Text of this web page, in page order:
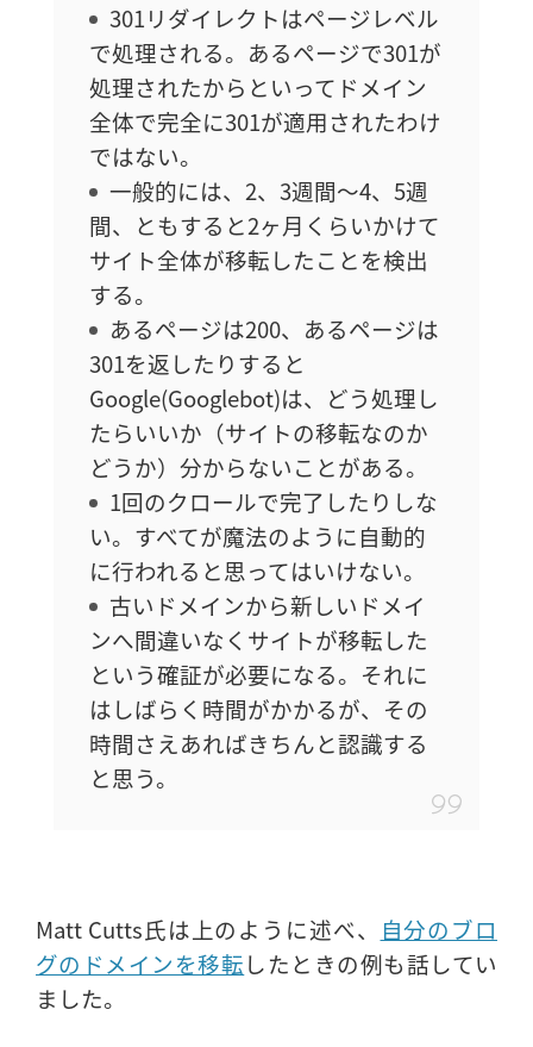
301リダイレクトはページレベル
で処理される。あるページで301が
処理されたからといってドメイン
全体で完全に301が適用されたわけ
ではない。
一般的には、2、3週間〜4、5週
間、ともすると2ヶ月くらいかけて
サイト全体が移転したことを検出
する。
あるページは200、あるページは
301を返したりすると
Google(Googlebot)は、どう処理し
たらいいか（サイトの移転なのか
どうか）分からないことがある。
1回のクロールで完了したりしな
い。すべてが魔法のように自動的
に行われると思ってはいけない。
古いドメインから新しいドメイ
ンへ間違いなくサイトが移転した
という確証が必要になる。それに
はしばらく時間がかかるが、その
時間さえあればきちんと認識する
と思う。
Matt Cutts氏は上のように述べ、
自分のブロ
グのドメインを移転したときの例も話してい
ました。